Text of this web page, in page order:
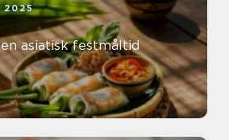
2025
asiatisk festmåltid